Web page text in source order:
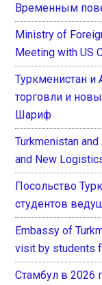
Временным
Ministry of
Meeting with US
Туркменистан
торговли и
Шариф
Turkmenistan
and New
Посольство
студентов
Embassy of
visit by students
Стамбул в 2026